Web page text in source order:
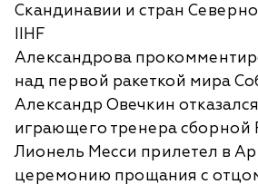
Скандинавии и стран
IIHF
Александрова
над первой ракеткой мира
Александр Овечкин
играющего тренера сборной
Лионель Месси прилетел в
церемонию прощания с